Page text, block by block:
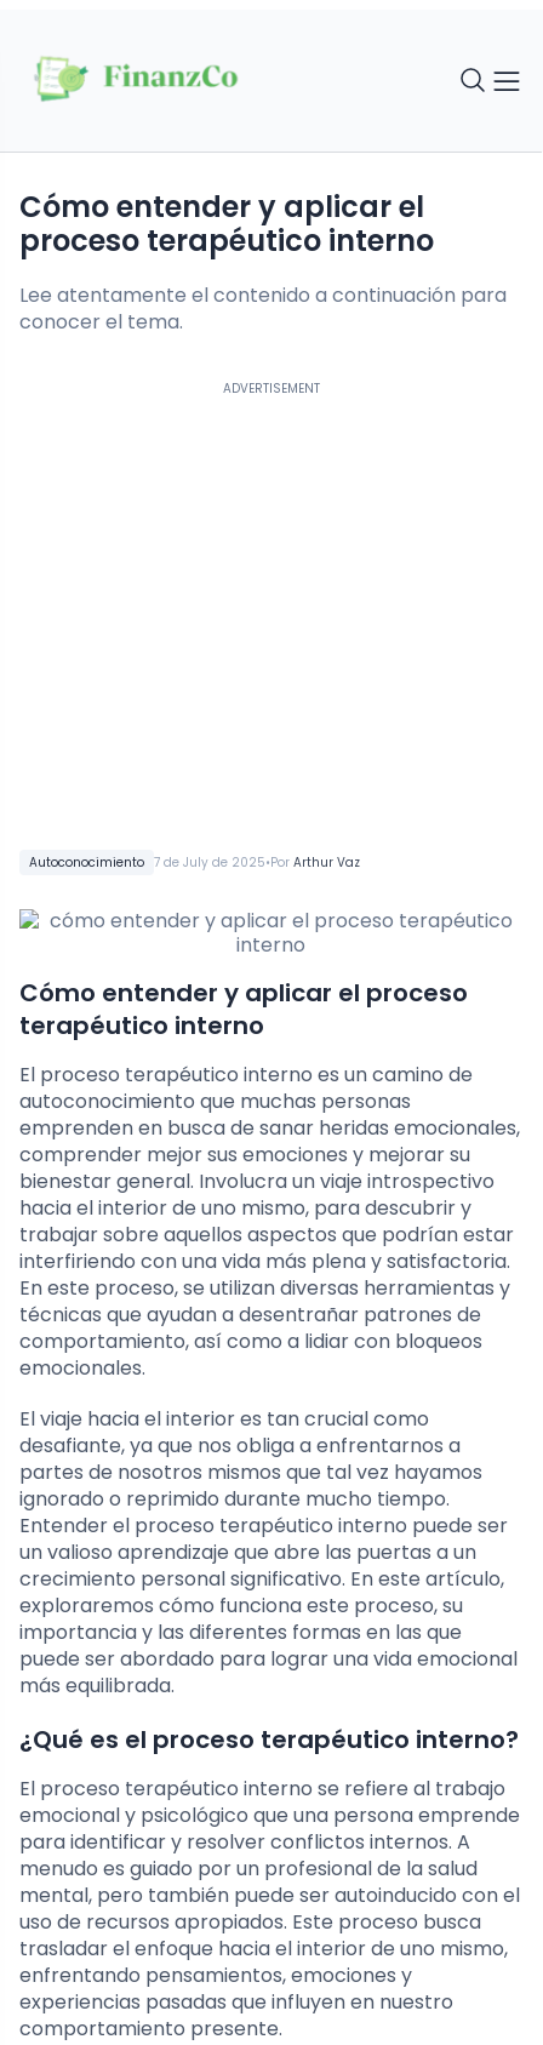
Autoconocimiento 7 de July de 2025•Por Arthur Vaz
cómo entender y aplicar el
proceso terapéutico interno
Lee atentamente el contenido a continuación para
conocer el tema.
ADVERTISEMENT
Cómo entender y aplicar el proceso
terapéutico interno
El proceso terapéutico interno es un camino de
autoconocimiento que muchas personas
emprenden en busca de sanar heridas emocionales,
comprender mejor sus emociones y mejorar su
bienestar general. Involucra un viaje introspectivo
hacia el interior de uno mismo, para descubrir y
trabajar sobre aquellos aspectos que podrían estar
interfiriendo con una vida más plena y satisfactoria.
En este proceso, se utilizan diversas herramientas y
técnicas que ayudan a desentrañar patrones de
comportamiento, así como a lidiar con bloqueos
emocionales.
El viaje hacia el interior es tan crucial como
desafiante, ya que nos obliga a enfrentarnos a
partes de nosotros mismos que tal vez hayamos
ignorado o reprimido durante mucho tiempo.
Entender el proceso terapéutico interno puede ser
un valioso aprendizaje que abre las puertas a un
crecimiento personal significativo. En este artículo,
exploraremos cómo funciona este proceso, su
importancia y las diferentes formas en las que
puede ser abordado para lograr una vida emocional
más equilibrada.
¿Qué es el proceso terapéutico interno?
El proceso terapéutico interno se refiere al trabajo
emocional y psicológico que una persona emprende
para identificar y resolver conflictos internos. A
menudo es guiado por un profesional de la salud
mental, pero también puede ser autoinducido con el
uso de recursos apropiados. Este proceso busca
trasladar el enfoque hacia el interior de uno mismo,
enfrentando pensamientos, emociones y
experiencias pasadas que influyen en nuestro
comportamiento presente.